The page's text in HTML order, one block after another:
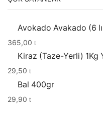
Avokado Avakado (6
365,00
Kiraz (Taze-Yerli) 1Kg
29,50
Bal 400gr
29,90